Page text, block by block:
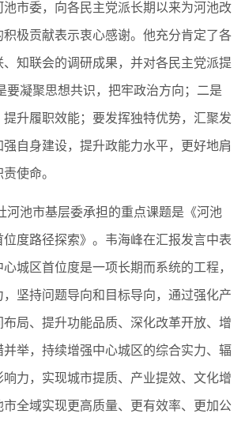
市委，向各民主党派长期以来为河池改
极贡献表示衷心感谢。他充分肯定了各
、知联会的调研成果，并对各民主党派提
要凝聚思想共识，把牢政治方向；二是
升履职效能；要发挥独特优势，汇聚发
自身建设，提升政能力水平，更好地肩
使命。
河池市基层委承担的重点课题是《河池
度路径探索》。韦海峰在汇报发言中表
城区首位度是一项长期而系统的工程，
坚持问题导向和目标导向，通过强化产
局、提升功能品质、深化改革开放、增
举，持续增强中心城区的综合实力、辐
力，实现城市提质、产业提效、文化增
全域实现更高质量、更有效率、更加公